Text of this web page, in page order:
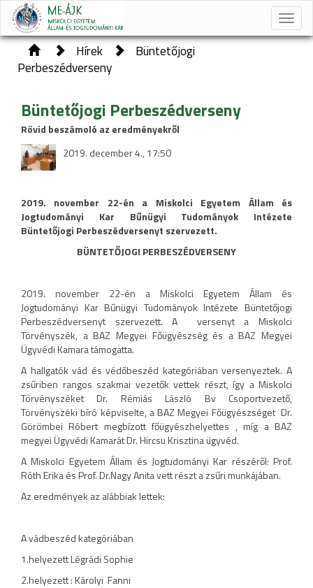
Toggle
Hírek
Büntetőjogi
Perbeszédverseny
Büntetőjogi Perbeszédverseny
Rövid beszámoló az eredményekről
2019. december 4., 17:50
2019. november 22-én a Miskolci Egyetem Állam és
Jogtudományi Kar Bűnügyi Tudományok Intézete
Büntetőjogi Perbeszédversenyt szervezett.
BÜNTETŐJOGI PERBESZÉDVERSENY
2019. november 22-én a Miskolci Egyetem Állam és
Jogtudományi Kar Bűnügyi Tudományok Intézete Büntetőjogi
Perbeszédversenyt szervezett. A versenyt a Miskolci
Törvényszék, a BAZ Megyei Főügyészség és a BAZ Megyei
Ügyvédi Kamara támogatta.
A hallgatók vád és védőbeszéd kategóriában versenyeztek. A
zsűriben rangos szakmai vezetők vettek részt, így a Miskolci
Törvényszéket Dr. Rémiás László Bv Csoportvezető,
Törvényszéki bíró képviselte, a BAZ Megyei Főügyészséget Dr.
Görömbei Róbert megbízott főügyészhelyettes , míg a BAZ
megyei Ügyvédi Kamarát Dr. Hircsu Krisztina ügyvéd.
A Miskolci Egyetem Állam és Jogtudományi Kar részéről: Prof.
Róth Erika és Prof. Dr.Nagy Anita vett részt a zsűri munkájában.
Az eredmények az alábbiak lettek:
A vádbeszéd kategóriában
1.helyezett Légrádi Sophie
2.helyezett : Károlyi Fanni